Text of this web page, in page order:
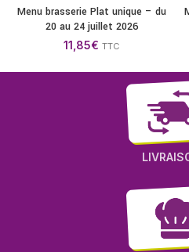
Menu brasserie Plat unique – du
20 au 24 juillet 2026
11,85€ TTC